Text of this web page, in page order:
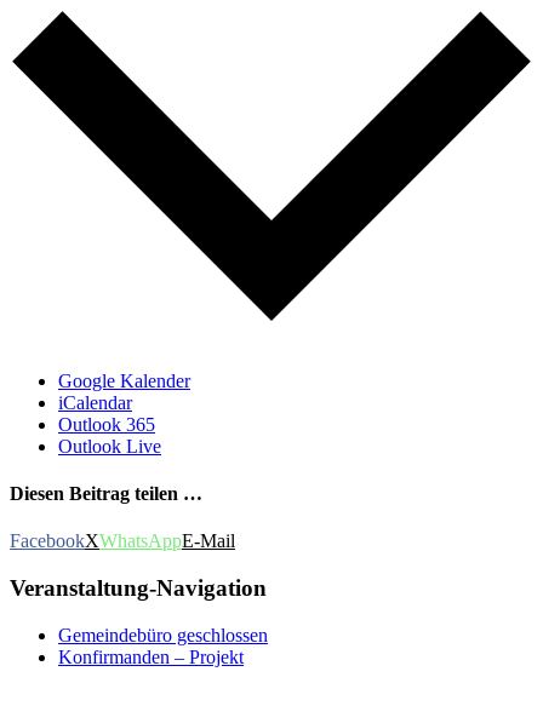
Google Kalender
iCalendar
Outlook 365
Outlook Live
Diesen Beitrag teilen …
FacebookXWhatsAppE-Mail
Veranstaltung-Navigation
Gemeindebüro geschlossen
Konfirmanden – Projekt